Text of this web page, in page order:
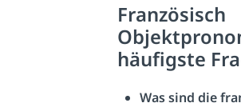
Französisch
häufigste
Was sind die